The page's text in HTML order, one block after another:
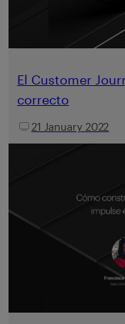
El Customer
correcto
21 January 2022